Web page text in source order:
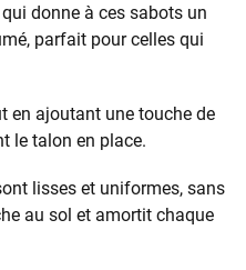
donne à ces sabots un
parfait pour celles qui
en ajoutant une touche de
le talon en place.
lisses et uniformes, sans
au sol et amortit chaque